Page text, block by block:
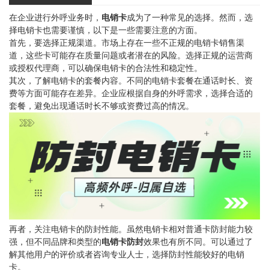
在企业进行外呼业务时， 电销卡成为了一种常见的选择。然而，选
择电销卡也需要谨慎，以下是一些需要注意的方面。
首先，要选择正规渠道。市场上存在一些不正规的电销卡销售渠
道，这些卡可能存在质量问题或者潜在的风险。选择正规的运营商
或授权代理商，可以确保电销卡的合法性和稳定性。
其次，了解电销卡的套餐内容。不同的电销卡套餐在通话时长、资
费等方面可能存在差异。企业应根据自身的外呼需求，选择合适的
套餐，避免出现通话时长不够或资费过高的情况。
再者，关注电销卡的防封性能。虽然电销卡相对普通卡防封能力较
强，但不同品牌和类型的电销卡防封效果也有所不同。可以通过了
解其他用户的评价或者咨询专业人士，选择防封性能较好的电销
卡。